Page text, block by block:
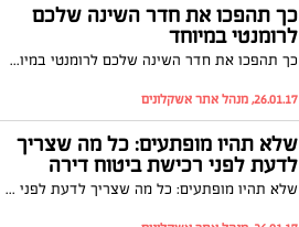
כך תהפכו את חדר השינה שלכם
לרומנטי במיוחד
כך תהפכו את חדר השינה שלכם לרומנטי במיוחד
26.01.17, מנהל אתר אשקלונים
שלא תהיו מופתעים: כל מה שצריך
לדעת לפני רכישת ביטוח דירה
שלא תהיו מופתעים: כל מה שצריך לדעת לפני רכישת ביטוח דירה